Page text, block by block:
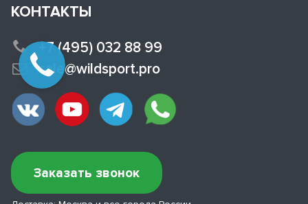
КОНТАКТЫ
+7 (495) 032 88 99
sale@wildsport.pro
Заказать звонок